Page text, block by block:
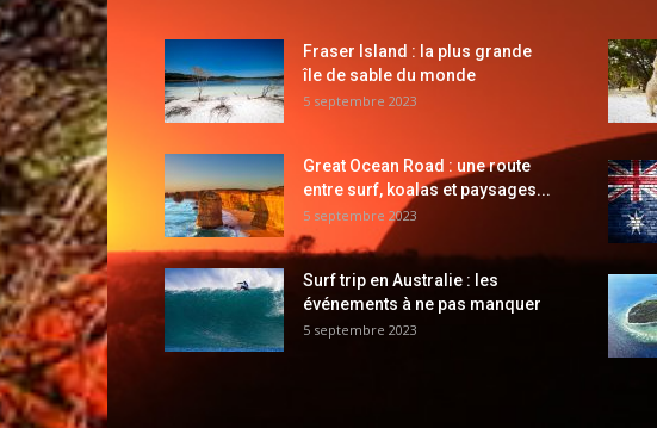
Fraser Island : la plus grande
île de sable du monde
5 septembre 2023
Great Ocean Road : une route
entre surf, koalas et paysages...
5 septembre 2023
Surf trip en Australie : les
événements à ne pas manquer
5 septembre 2023